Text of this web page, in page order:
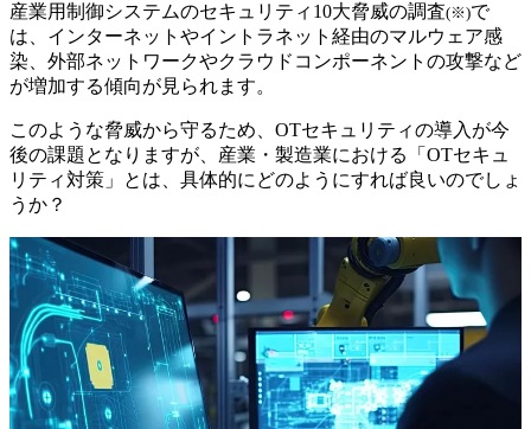
産業用制御システムのセキュリティ10大脅威の調査(※)で
は、インターネットやイントラネット経由のマルウェア感
染、外部ネットワークやクラウドコンポーネントの攻撃など
が増加する傾向が見られます。
このような脅威から守るため、OTセキュリティの導入が今
後の課題となりますが、産業・製造業における「OTセキュ
リティ対策」とは、具体的にどのようにすれば良いのでしょ
うか？